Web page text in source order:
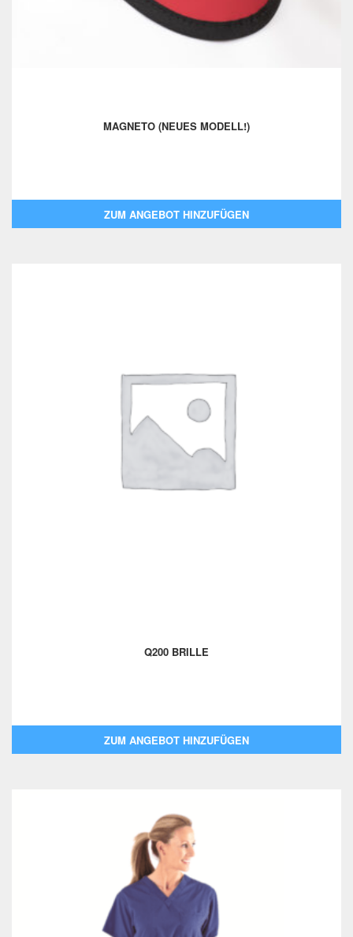
MAGNETO (NEUES MODELL!)
ZUM ANGEBOT HINZUFÜGEN
Q200 BRILLE
ZUM ANGEBOT HINZUFÜGEN